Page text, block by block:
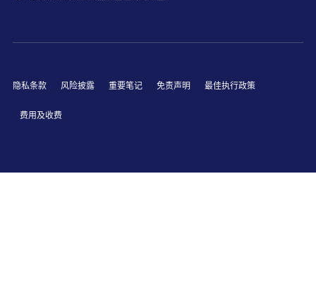
隐私条款 风险披露 重要笔记 免责声明 最佳执行政策
费用及收费